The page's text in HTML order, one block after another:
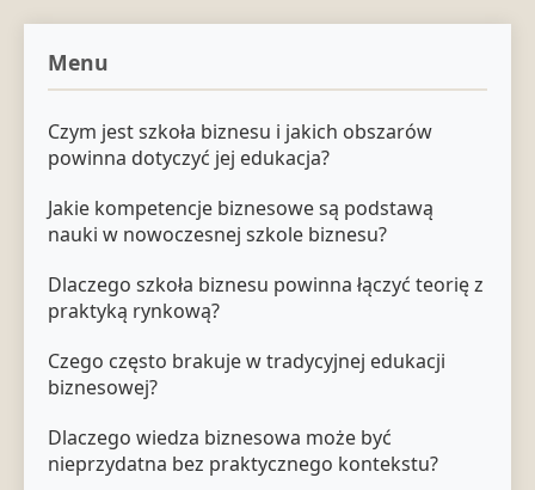
Menu
Czym jest szkoła biznesu i jakich obszarów
powinna dotyczyć jej edukacja?
Jakie kompetencje biznesowe są podstawą
nauki w nowoczesnej szkole biznesu?
Dlaczego szkoła biznesu powinna łączyć teorię z
praktyką rynkową?
Czego często brakuje w tradycyjnej edukacji
biznesowej?
Dlaczego wiedza biznesowa może być
nieprzydatna bez praktycznego kontekstu?